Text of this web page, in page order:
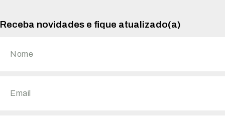
Receba novidades e fique atualizado(a)